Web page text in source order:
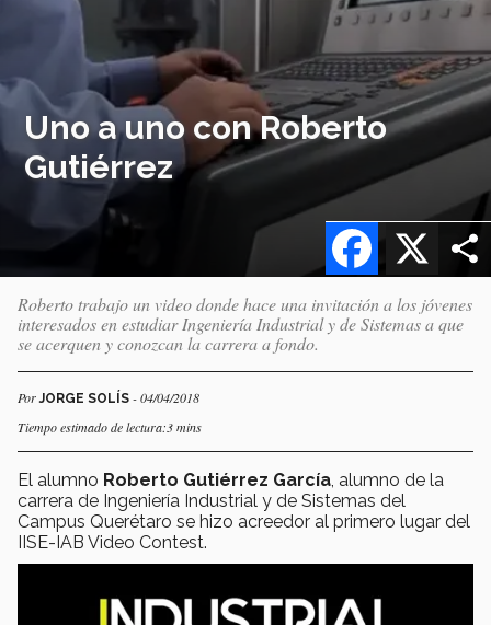
Uno a uno con Roberto
Gutiérrez
X
Facebook
Roberto trabajo un video donde hace una invitación a los jóvenes
interesados en estudiar Ingeniería Industrial y de Sistemas a que
se acerquen y conozcan la carrera a fondo.
PorJORGE SOLÍS - 04/04/2018
Tiempo estimado de lectura:3 mins
El alumno Roberto Gutiérrez García , alumno de la
carrera de Ingeniería Industrial y de Sistemas del
Campus Querétaro se hizo acreedor al primero lugar del
IISE-IAB Video Contest.